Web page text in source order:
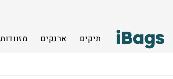
תיקים ארנקים מזוודות